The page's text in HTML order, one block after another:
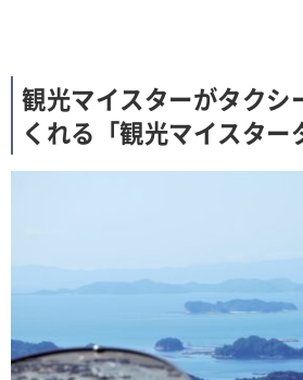
観光マイスターがタクシ
くれる「観光マイスター